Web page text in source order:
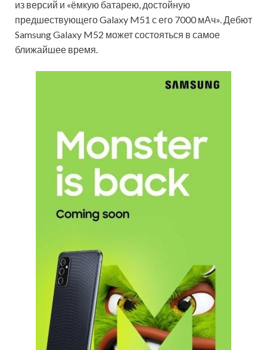
из версий и «ёмкую батарею, достойную
предшествующего Galaxy M51 с его 7000 мАч». Дебют
Samsung Galaxy M52 может состояться в самое
ближайшее время.